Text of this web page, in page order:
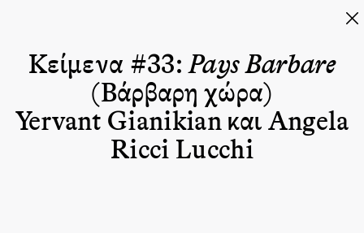
Κείμενα #33: Pays Barbare
(Βάρβαρη χώρα)
Yervant Gianikian και Angela
Ricci Lucchi